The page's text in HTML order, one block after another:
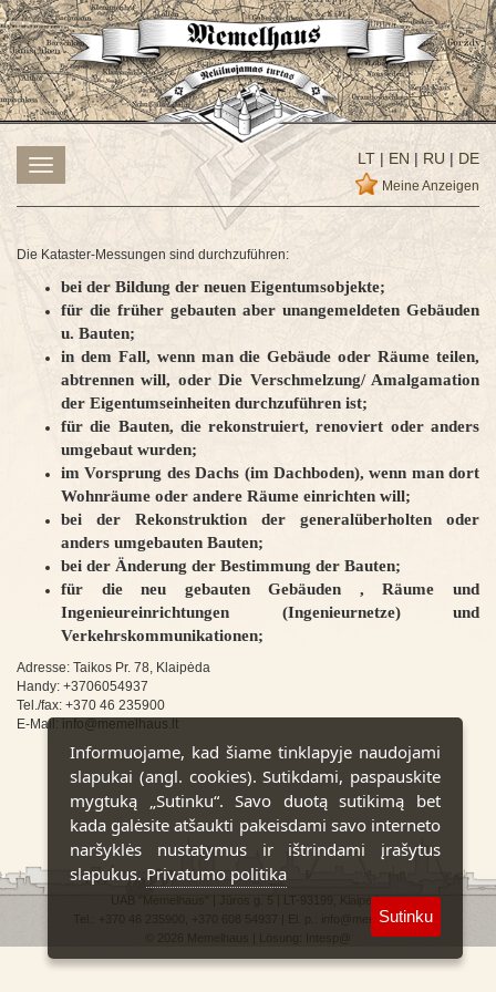
Toggle
navigation
LT | EN | RU | DE
Meine Anzeigen
Die Kataster-Messungen sind durchzuführen:
bei der Bildung der neuen Eigentumsobjekte;
für die früher gebauten aber unangemeldeten Gebäuden
u. Bauten;
in dem Fall, wenn man die Gebäude oder Räume teilen,
abtrennen will, oder Die Verschmelzung/ Amalgamation
der Eigentumseinheiten durchzuführen ist;
für die Bauten, die rekonstruiert, renoviert oder anders
umgebaut wurden;
im Vorsprung des Dachs (im Dachboden), wenn man dort
Wohnräume oder andere Räume einrichten will;
bei der Rekonstruktion der generalüberholten oder
anders umgebauten Bauten;
bei der Änderung der Bestimmung der Bauten;
für die neu gebauten Gebäuden , Räume und
Ingenieureinrichtungen (Ingenieurnetze) und
Verkehrskommunikationen;
Adresse: Taikos Pr. 78, Klaipėda
Handy: +3706054937
Tel./fax: +370 46 235900
E-Mail: info@memelhaus.lt
UAB "Memelhaus" | Jūros g. 5 | LT-93199, Klaipėda
Tel.: +370 46 235900, +370 608 54937 | El. p.: info@memelhaus.lt
Informuojame, kad šiame tinklapyje naudojami
slapukai (angl. cookies). Sutikdami, paspauskite
mygtuką „Sutinku“. Savo duotą sutikimą bet
kada galėsite atšaukti pakeisdami savo interneto
naršyklės nustatymus ir ištrindami įrašytus
slapukus. Privatumo politika
Sutinku